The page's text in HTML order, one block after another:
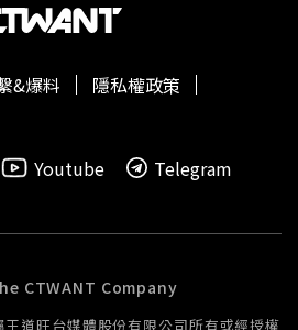
現對卓越品質與完美追求的堅持。
提供）。CINCORO 邀請
瓶頸與瓶底皆為23度優雅傾角，當
形成一個與籃球場開球圈直徑一致
個市場，完美呼應數字「23」與
這款卓越龍舌蘭酒引進台灣市場。
與我們品牌理念相符，我們相信這
&爆料
隱私權政策
Youtube Telegram
CTWANT Company
道旺台媒體股份有限公司所有或經授權